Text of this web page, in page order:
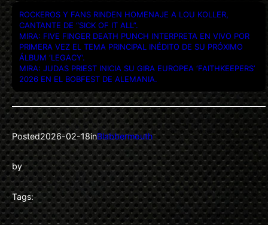
ROCKEROS Y FANS RINDEN HOMENAJE A LOU KOLLER,
CANTANTE DE “SICK OF IT ALL”.
MIRA: FIVE FINGER DEATH PUNCH INTERPRETA EN VIVO POR
PRIMERA VEZ EL TEMA PRINCIPAL INÉDITO DE SU PRÓXIMO
ÁLBUM ‘LEGACY’.
MIRA: JUDAS PRIEST INICIA SU GIRA EUROPEA ‘FAITHKEEPERS’
2026 EN EL BOBFEST DE ALEMANIA.
Posted2026-02-18inBlabbermouth
by
Tags: